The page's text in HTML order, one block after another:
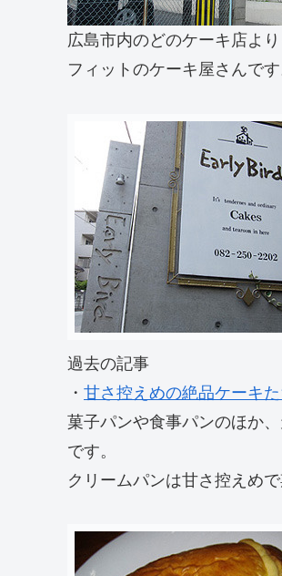
広島市内のどのケーキ店よ
フィットのケーキ屋さんです
過去の記事
・ 甘さ控えめの絶品ケーキ
菓子パンや食事パンのほか
です。
クリームパンは甘さ控えめ